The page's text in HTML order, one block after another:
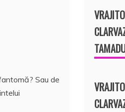
Sau de